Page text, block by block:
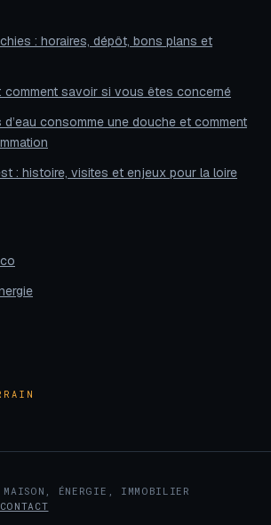
: horaires, dépôt, bons plans et
comment savoir si vous êtes concerné
d’eau consomme une douche et comment
: histoire, visites et enjeux pour la loire
MAISON, ÉNERGIE, IMMOBILIER
CONTACT